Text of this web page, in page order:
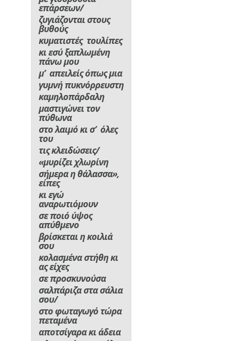
επάρσεων/
ζυγιάζονται στους
βυθούς
κυματιστές τουλίπες
κι εσύ ξαπλωμένη
πάνω μου
μ’ απειλείς όπως μια
γυμνή πυκνόρρευστη
καμηλοπάρδαλη
μαστιγώνει τον
πύθωνα
στο λαιμό κι σ’ όλες
του
τις κλειδώσεις/
«μυρίζει χλωρίνη
σήμερα η θάλασσα»,
είπες
κι εγώ
αναρωτιόμουν
σε ποιό ύψος
απύθμενο
βρίσκεται η κοιλιά
σου
κολασμένα στήθη κι
ας είχες
σε προσκυνούσα
σαλπάριζα στα σάλια
σου/
στο φωταγωγό τώρα
πεταμένα
αποτσίγαρα κι άδεια